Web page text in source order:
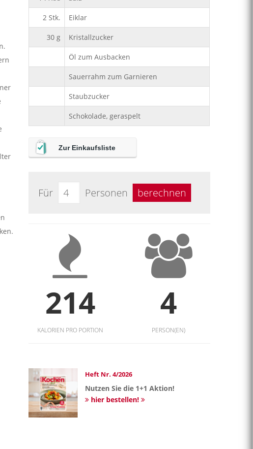
2 Stk. Eiklar
30 g Kristallzucker
Öl zum Ausbacken
Sauerrahm zum Garnieren
Staubzucker
Schokolade, geraspelt
Zur Einkaufsliste
Für Personen berechnen
214
KALORIEN PRO PORTION
4
PERSON(EN)
Heft Nr. 4/2026
Nutzen Sie die 1+1 Aktion!
hier bestellen!